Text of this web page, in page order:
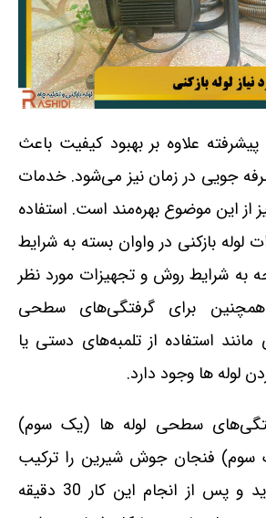
پیشرفته علاوه بر بهبود کیفیت باعث
جویی در زمان نیز می‌شود. خدمات
از این موضوع بهره‌مند است. استفاده
لوله بازکنی در واوان بسته به شرایط
به شرایط روش و تجهیزات مورد نظر
برای گرفتگی‌های سطحی
استفاده از تلمبه‌های دستی یا
لوله ها وجود دارد.
سطحی لوله ها (یک سوم)
سوم) فنجان جوش شیرین را ترکیب
کرده و در لوله بریزید و پس از انجام این کار 30 دقیقه